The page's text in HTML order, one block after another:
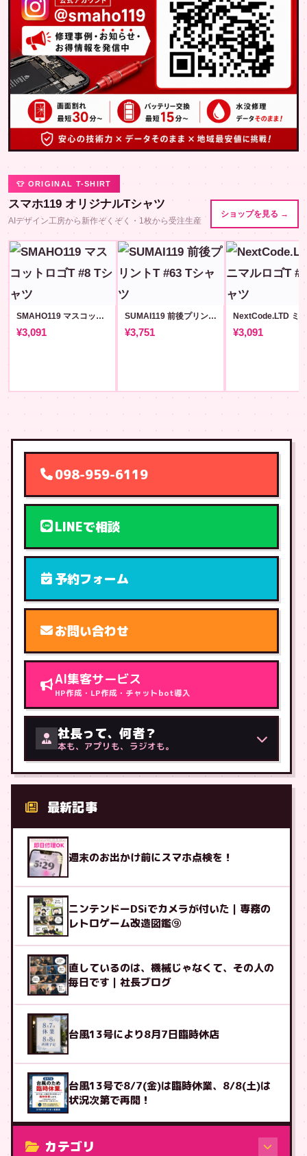
👕 ORIGINAL T-SHIRT
スマホ119 オリジナルTシャツ
AIデザイン工房から新作ぞくぞく・1枚から受注生産
ショップを見る →
SMAHO119 マスコットロゴT #8
¥3,091
SUMAI119 前後プリントT #63
¥3,751 ¥3,091
098-959-6119
LINEで相談
予約フォーム
お問い合わせ
AI集客サービス
HP作成・LP作成・チャットbot導入
社長って、何者？
本も、アプリも、ラジオも。
最新記事
週末のお出かけ前にスマホ点検を！
ニンテンドーDSiでカメラが付いた｜専務の
レトロゲーム改造図鑑⑨
直しているのは、機械じゃなくて、その人の
毎日です｜社長ブログ
台風13号により8月7日臨時休店
台風13号で8/7(金)は臨時休業、8/8(土)は
状況次第で再開！
カテゴリ